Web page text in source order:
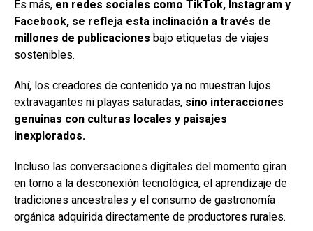
Es más, en redes sociales como TikTok, Instagram y
Facebook, se refleja esta inclinación a través de
millones de publicaciones bajo etiquetas de viajes
sostenibles.
Ahí, los creadores de contenido ya no muestran lujos
extravagantes ni playas saturadas, sino interacciones
genuinas con culturas locales y paisajes
inexplorados.
Incluso las conversaciones digitales del momento giran
en torno a la desconexión tecnológica, el aprendizaje de
tradiciones ancestrales y el consumo de gastronomía
orgánica adquirida directamente de productores rurales.